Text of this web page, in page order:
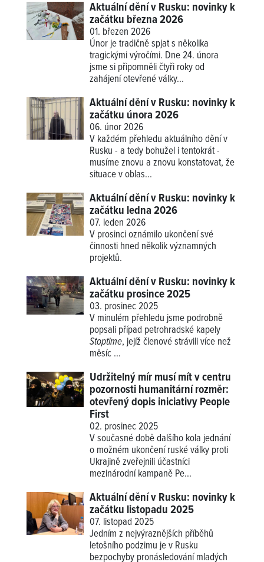
Aktuální dění v Rusku: novinky k
začátku března 2026
01. březen 2026
Únor je tradičně spjat s několika
tragickými výročími. Dne 24. února
jsme si připomněli čtyři roky od
zahájení otevřené války...
Aktuální dění v Rusku: novinky k
začátku února 2026
06. únor 2026
V každém přehledu aktuálního dění v
Rusku - a tedy bohužel i tentokrát -
musíme znovu a znovu konstatovat, že
situace v oblas...
Aktuální dění v Rusku: novinky k
začátku ledna 2026
07. leden 2026
V prosinci oznámilo ukončení své
činnosti hned několik významných
projektů.
Aktuální dění v Rusku: novinky k
začátku prosince 2025
03. prosinec 2025
V minulém přehledu jsme podrobně
popsali případ petrohradské kapely
Stoptime, jejíž členové strávili více než
měsíc ...
Udržitelný mír musí mít v centru
pozornosti humanitární rozměr:
otevřený dopis iniciativy People
First
02. prosinec 2025
V současné době dalšího kola jednání
o možném ukončení ruské války proti
Ukrajině zveřejnili účastníci
mezinárodní kampaně Pe...
Aktuální dění v Rusku: novinky k
začátku listopadu 2025
07. listopad 2025
Jedním z nejvýraznějších příběhů
letošního podzimu je v Rusku
bezpochyby pronásledování mladých